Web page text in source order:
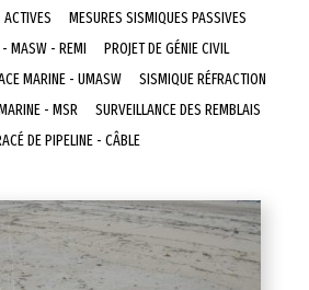
MESURES SISMIQUES PASSIVES
- MASW - REMI
PROJET DE GÉNIE CIVIL
MARINE - UMASW
SISMIQUE RÉFRACTION
- MSR
SURVEILLANCE DES REMBLAIS
DE PIPELINE - CÂBLE